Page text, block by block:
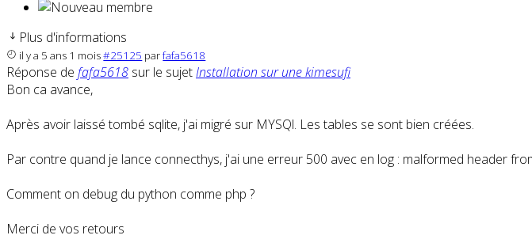
Plus d'informations
il y a 5 ans 1 mois#25125 parfafa5618
Réponse de fafa5618 sur le sujetInstallation sur une kimesufi
Bon ca avance,
Après avoir laissé tombé sqlite, j'ai migré sur MYSQl. Les tables se sont bien créées.
Par contre quand je lance connecthys, j'ai une erreur 500 avec en log : malformed header
Comment on debug du python comme php ?
Merci de vos retours